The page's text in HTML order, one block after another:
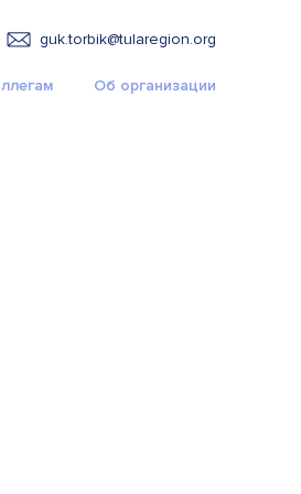
guk.torbik@tularegion.org
Об организации